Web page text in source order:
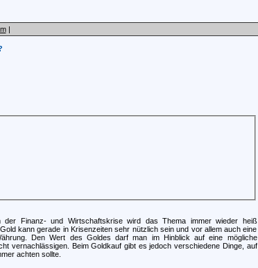
|
der Finanz- und Wirtschaftskrise wird das Thema immer wieder heiß
kann gerade in Krisenzeiten sehr nützlich sein und vor allem auch eine
Den Wert des Goldes darf man im Hinblick auf eine mögliche
vernachlässigen. Beim Goldkauf gibt es jedoch verschiedene Dinge, auf
achten sollte.